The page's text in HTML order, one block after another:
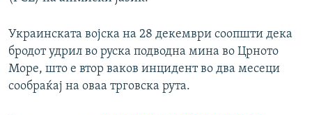
Украинската војска на 28 декември соопшти дека
бродот удрил во руска подводна мина во Црното
Море, што е втор ваков инцидент во два месеци
сообраќај на оваа трговска рута.